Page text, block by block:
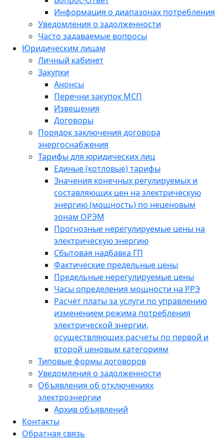
Информация о диапазонах потребления
Уведомления о задолженности
Часто задаваемые вопросы
Юридическим лицам
Личный кабинет
Закупки
Анонсы
Перечни закупок МСП
Извещения
Договоры
Порядок заключения договора
энергоснабжения
Тарифы для юридических лиц
Единые (котловые) тарифы
Значения конечных регулируемых и
составляющих цен на электрическую
энергию (мощность) по неценовым
зонам ОРЭМ
Прогнозные нерегулируемые цены на
электрическую энергию
Сбытовая надбавка ГП
Фактические предельные цены
Предельные нерегулируемые цены
Часы определения мощности на РРЭ
Расчёт платы за услуги по управлению
изменением режима потребления
электрической энергии,
осуществляющих расчеты по первой и
второй ценовым категориям
Типовые формы договоров
Уведомления о задолженности
Объявления об отключениях
электроэнергии
Архив объявлений
Контакты
Обратная связь